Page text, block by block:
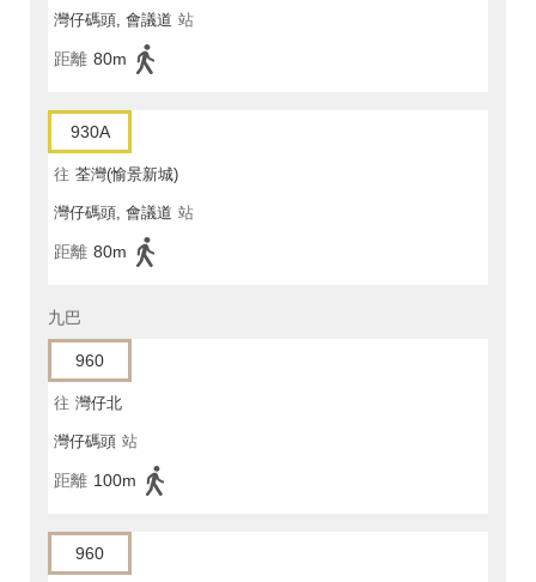
灣仔碼頭, 會議道 站
距離 80m
930A
往 荃灣(愉景新城)
灣仔碼頭, 會議道 站
距離 80m
九巴
960
往 灣仔北
灣仔碼頭 站
距離 100m
960